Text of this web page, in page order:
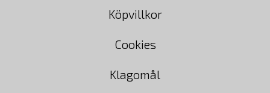
Köpvillkor
Cookies
Klagomål